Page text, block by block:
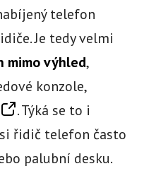
telefon
Je tedy velmi
mimo výhled,
konzole,
. Týká se to i
řidič telefon často
palubní desku.